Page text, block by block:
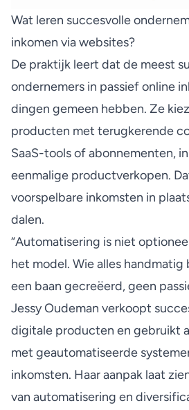
Wat leren succesvolle
inkomen via websites?
De praktijk leert dat de meest
ondernemers in passief online
dingen gemeen hebben. Ze
producten met terugkerende
SaaS-tools of abonnementen,
eenmalige productverkopen.
voorspelbare inkomsten in
dalen.
“Automatisering is niet
het model. Wie alles
een baan gecreëerd, geen
Jessy Oudeman verkoopt
digitale producten en gebruikt
met geautomatiseerde
inkomsten. Haar aanpak laat
van automatisering en